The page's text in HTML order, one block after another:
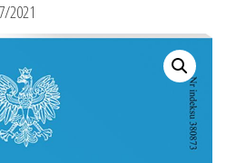
2021